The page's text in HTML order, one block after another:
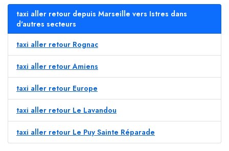
taxi aller retour depuis Marseille vers Istres dans
d'autres secteurs
taxi aller retour Rognac
taxi aller retour Amiens
taxi aller retour Europe
taxi aller retour Le Lavandou
taxi aller retour Le Puy Sainte Réparade